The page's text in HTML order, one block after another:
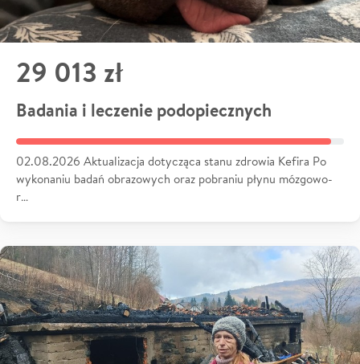
29 013 zł
Badania i leczenie podopiecznych
02.08.2026 Aktualizacja dotycząca stanu zdrowia Kefira Po
wykonaniu badań obrazowych oraz pobraniu płynu mózgowo-
r…